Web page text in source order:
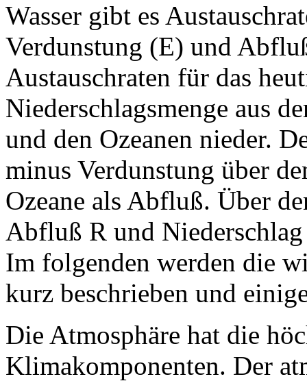
Wasser gibt es
Verdunstung (E) und
Austauschraten für das
Niederschlagsmenge aus
und den Ozeanen nieder.
minus Verdunstung über
Ozeane als Abfluß. Über
Abfluß R und
Im folgenden werden die
kurz beschrieben und
Die Atmosphäre hat die
Klimakomponenten. Der